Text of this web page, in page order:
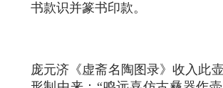
书款识并篆书印款。
庞元济《虚斋名陶图录》收入此